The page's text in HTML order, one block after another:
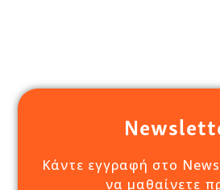
Κάντε εγγραφή στο
να μαθαίνετε